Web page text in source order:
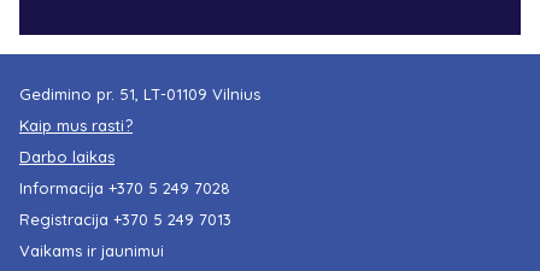
Gedimino pr. 51, LT-01109 Vilnius
Kaip mus rasti?
Darbo laikas
Informacija +370 5 249 7028
Registracija +370 5 249 7013
Vaikams ir jaunimui